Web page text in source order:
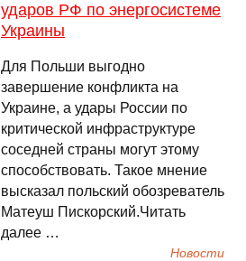
ударов РФ по энергосистеме
Украины
Для Польши выгодно
завершение конфликта на
Украине, а удары России по
критической инфраструктуре
соседней страны могут этому
способствовать. Такое мнение
высказал польский обозреватель
Матеуш Пискорский.Читать
далее …
Новости